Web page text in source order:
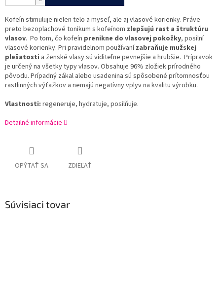
Kofeín stimuluje nielen telo a myseľ, ale aj vlasové korienky. Práve
preto bezoplachové tonikum s kofeínom zlepšujú rast a štruktúru
vlasov. Po tom, čo kofeín prenikne do vlasovej pokožky, posilní
vlasové korienky. Pri pravidelnom používanízabraňuje mužskej
plešatosti a ženské vlasy sú viditeľne pevnejšie a hrubšie. Prípravok
je určený na všetky typy vlasov. Obsahuje 96% zložiek prírodného
pôvodu. Prípadný zákal alebo usadenina sú spôsobené prítomnosťou
rastlinných výťažkov a nemajú negatívny vplyv na kvalitu výrobku.
Vlastnosti: regeneruje, hydratuje, posilňuje.
Detailné informácie
OPÝTAŤ SA ZDIEĽAŤ
Súvisiaci tovar